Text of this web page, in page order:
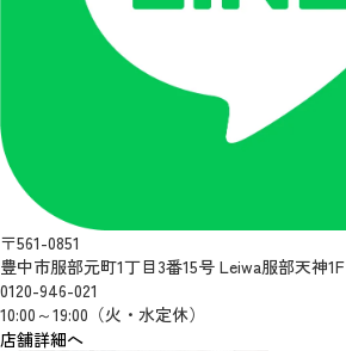
〒561-0851
豊中市服部元町1丁目3番15号 Leiwa服部天神1F
0120-946-021
10:00～19:00（火・水定休）
店舗詳細へ